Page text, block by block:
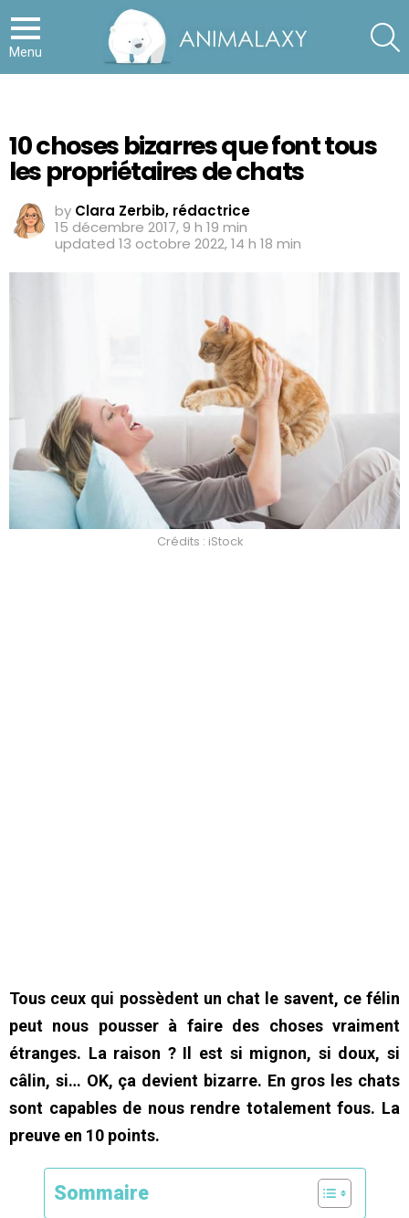
Menu
10 choses bizarres que font tous
les propriétaires de chats
by Clara Zerbib, rédactrice
15 décembre 2017, 9 h 19 min
updated 13 octobre 2022, 14 h 18 min
Crédits : iStock
Tous ceux qui possèdent un chat le savent, ce félin
peut nous pousser à faire des choses vraiment
étranges. La raison ? Il est si mignon, si doux, si
câlin, si… OK, ça devient bizarre. En gros les chats
sont capables de nous rendre totalement fous. La
preuve en 10 points.
Sommaire